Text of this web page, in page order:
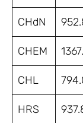
CHdN
CHEM
CHL
HRS